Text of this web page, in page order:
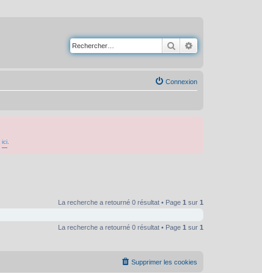
Rechercher
Connexion
ici
La recherche a retourné 0 résultat • Page 1 sur 1
La recherche a retourné 0 résultat • Page 1 sur 1
Supprimer les cookies